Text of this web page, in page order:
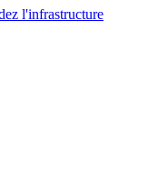
l'infrastructure